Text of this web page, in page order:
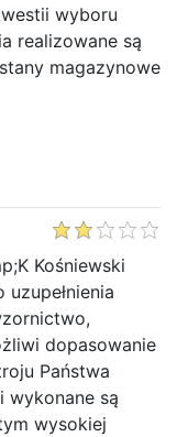
wyboru
realizowane są
magazynowe
Kośniewski
dopasowanie
Państwa
wykonane są
wysokiej